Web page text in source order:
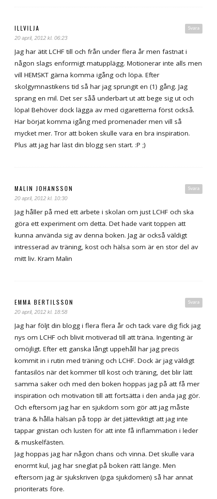
Svara
ILLVILJA
20 april, 2012 kl. 06:23
Jag har ätit LCHF till och från under flera år men fastnat i
någon slags enformigt matupplägg. Motionerar inte alls men
vill HEMSKT gärna komma igång och löpa. Efter
skolgymnastikens tid så har jag sprungit en (1) gång. Jag
sprang en mil. Det ser såå underbart ut att bege sig ut och
löpa! Behöver dock lägga av med cigaretterna först också.
Har börjat komma igång med promenader men vill så
mycket mer. Tror att boken skulle vara en bra inspiration.
Plus att jag har läst din blogg sen start. :P ;)
Svara
MALIN JOHANSSON
20 april, 2012 kl. 10:30
Jag håller på med ett arbete i skolan om just LCHF och ska
göra ett experiment om detta. Det hade varit toppen att
kunna använda sig av denna boken. Jag är också väldigt
intresserad av träning, kost och hälsa som är en stor del av
mitt liv. Kram Malin
Svara
EMMA BERTILSSON
20 april, 2012 kl. 18:58
Jag har följt din blogg i flera flera år och tack vare dig fick jag
nys om LCHF och blivit motiverad till att träna. Ingenting är
omöjligt. Efter ett ganska långt uppehåll har jag precis
kommit in i rutin med träning och LCHF. Dock är jag väldigt
fantasilös när det kommer till kost och träning, det blir lätt
samma saker och med den boken hoppas jag på att få mer
inspiration och motivation till att fortsätta i den anda jag gör.
Och eftersom jag har en sjukdom som gör att jag måste
träna & hålla hälsan på topp är det jätteviktigt att jag inte
tappar gnistan och lusten för att inte få inflammation i leder
& muskelfästen.
Jag hoppas jag har någon chans och vinna. Det skulle vara
enormt kul, jag har sneglat på boken rätt länge. Men
eftersom jag är sjukskriven (pga sjukdomen) så har annat
prioriterats före.